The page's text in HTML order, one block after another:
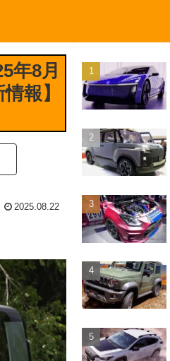
年8月
報】
2025.08.22